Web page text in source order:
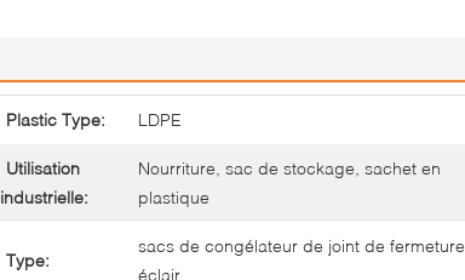
Plastic Type: LDPE
Utilisation
industrielle:
Nourriture, sac de stockage, sachet en
plastique
Type:
sacs de congélateur de joint de fermeture
éclair